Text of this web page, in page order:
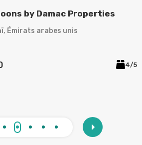
by Damac Properties
Émirats arabes unis
4/5